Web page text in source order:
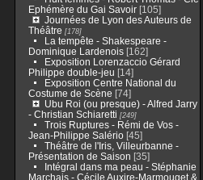
Ephémère du Gai Savoir[105]
Journées de Lyon des Auteurs de
Théâtre [178]
La tempête - Shakespeare -
Dominique Lardenois[162]
Exposition Lorenzaccio Gérard
Philippe double-jeu [14]
Exposition Centre National du
Costume de Scène [74]
Ubu Roi (ou presque) - Alfred Jarry
- Christian Schiaretti [249]
Trois Ruptures - Rémi de Vos -
Jean-Philippe Salério[45]
Théâtre de l'Iris, Villeurbanne -
Présentation de Saison [35]
Intégral dans ma peau - Stéphanie
Marchais - Cécile Auxire-Marmouget &